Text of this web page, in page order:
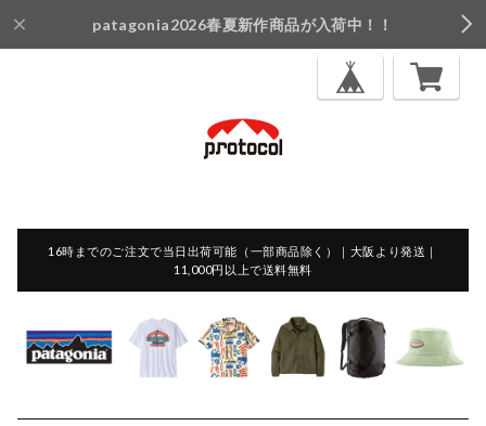
patagonia2026春夏新作商品が入荷中！！
16時までのご注文で当日出荷可能（一部商品除く）｜大阪より発送｜
11,000円以上で送料無料